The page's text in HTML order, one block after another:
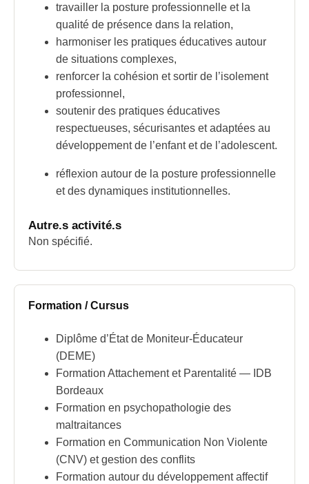
travailler la posture professionnelle et la
qualité de présence dans la relation,
harmoniser les pratiques éducatives autour
de situations complexes,
renforcer la cohésion et sortir de l’isolement
professionnel,
soutenir des pratiques éducatives
respectueuses, sécurisantes et adaptées au
développement de l’enfant et de l’adolescent.
réflexion autour de la posture professionnelle
et des dynamiques institutionnelles.
Autre.s activité.s
Non spécifié.
Formation / Cursus
Diplôme d’État de Moniteur-Éducateur
(DEME)
Formation Attachement et Parentalité — IDB
Bordeaux
Formation en psychopathologie des
maltraitances
Formation en Communication Non Violente
(CNV) et gestion des conflits
Formation autour du développement affectif